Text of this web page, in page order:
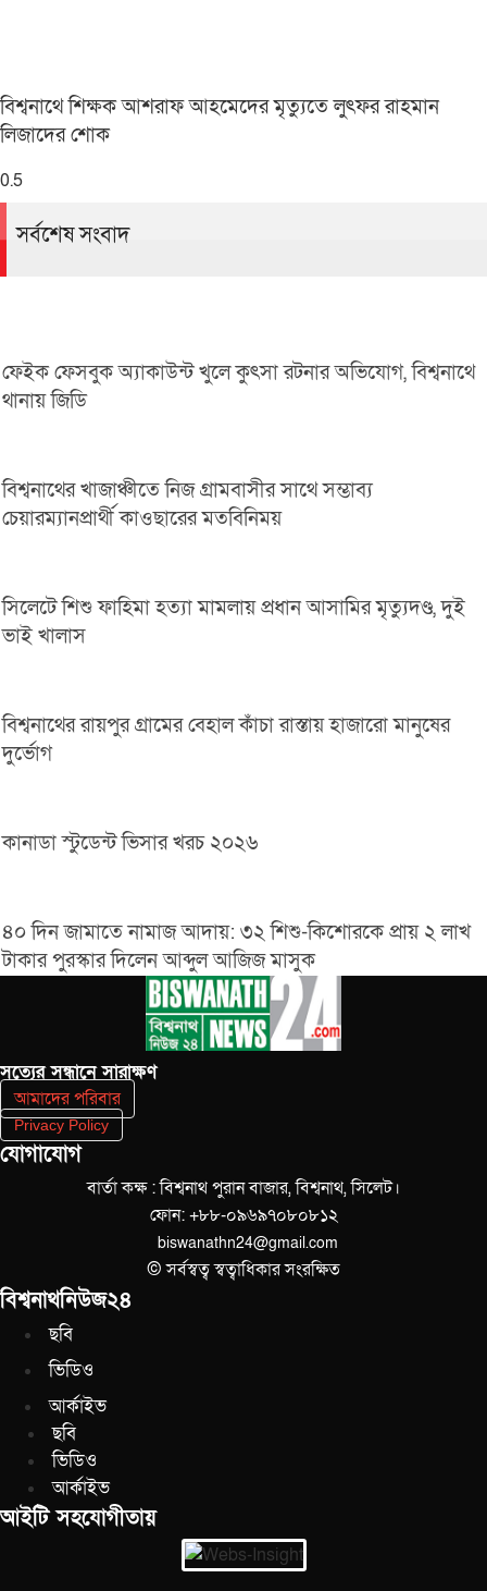
বিশ্বনাথে শিক্ষক আশরাফ আহমেদের মৃত্যুতে লুৎফর রাহমান
লিজাদের শোক
সর্বশেষ সংবাদ
ফেইক ফেসবুক অ্যাকাউন্ট খুলে কুৎসা রটনার অভিযোগ, বিশ্বনাথে
থানায় জিডি
বিশ্বনাথের খাজাঞ্চীতে নিজ গ্রামবাসীর সাথে সম্ভাব্য
চেয়ারম্যানপ্রার্থী কাওছারের মতবিনিময়
সিলেটে শিশু ফাহিমা হত্যা মামলায় প্রধান আসামির মৃত্যুদণ্ড, দুই
ভাই খালাস
বিশ্বনাথের রায়পুর গ্রামের বেহাল কাঁচা রাস্তায় হাজারো মানুষের
দুর্ভোগ
কানাডা স্টুডেন্ট ভিসার খরচ ২০২৬
৪০ দিন জামাতে নামাজ আদায়: ৩২ শিশু-কিশোরকে প্রায় ২ লাখ
টাকার পুরস্কার দিলেন আব্দুল আজিজ মাসুক
সত‌্যের সন্ধানে সারাক্ষণ
আমাদের পরিবার
Privacy Policy
যোগাযোগ
বার্তা কক্ষ : বিশ্বনাথ পুরান বাজার, বিশ্বনাথ, সিলেট।
ফোন: +৮৮-০৯৬৯৭০৮০৮১২
biswanathn24@gmail.com
© সর্বস্বত্ব স্বত্বাধিকার সংরক্ষিত
বিশ্বনাথনিউজ২৪
ছবি
ভিডিও
আর্কাইভ
ছবি
ভিডিও
আর্কাইভ
আইটি সহযোগীতায়